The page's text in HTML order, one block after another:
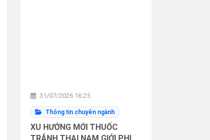
31/07/2026 16:25
Thông tin chuyên ngành
XU HƯỚNG MỚI THUỐC